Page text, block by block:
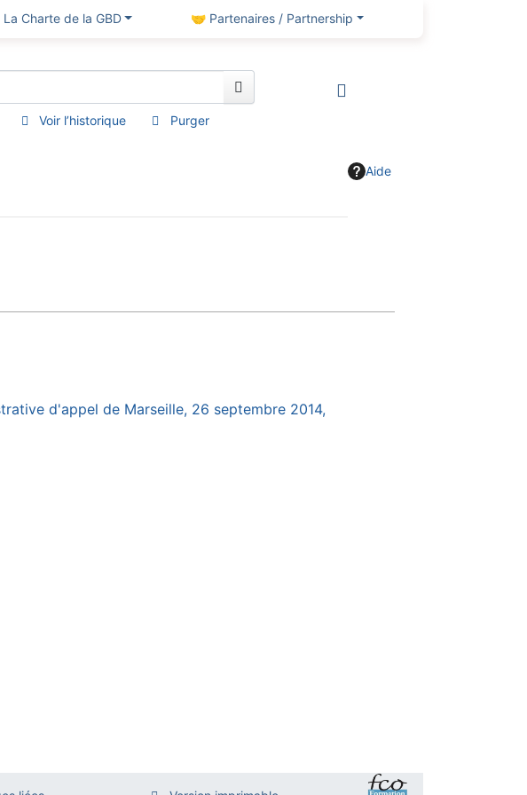
La Charte de la GBD 🤝 Partenaires / Partnership
Voir l’historique Purger
Aide
d'appel de Marseille, 26 septembre 2014,